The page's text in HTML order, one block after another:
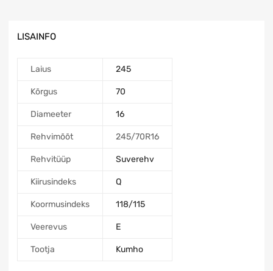
LISAINFO
Laius 245
Kõrgus 70
Diameeter 16
Rehvimõõt 245/70R16
Rehvitüüp Suverehv
Kiirusindeks Q
Koormusindeks 118/115
Veerevus E
Tootja Kumho